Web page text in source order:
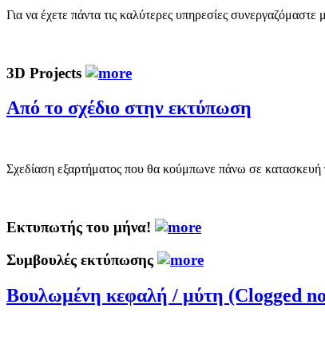
Για να έχετε πάντα τις καλύτερες υπηρεσίες
3D Projects
Από το σχέδιο στην εκτύπωση
Σχεδίαση εξαρτήματος που θα κούμπωνε πάνω σε
Εκτυπωτής του μήνα!
Συμβουλές εκτύπωσης
Βουλωμένη κεφαλή / μύτη (Clogged